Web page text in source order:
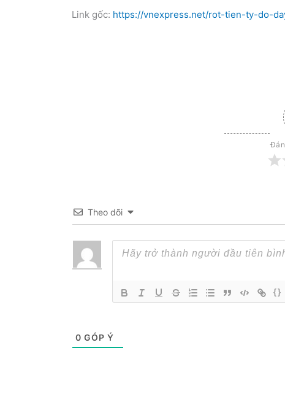
Link gốc: https://vnexpress.net/rot-tien-ty-do-
Theo dõi
{}
0 GÓP Ý